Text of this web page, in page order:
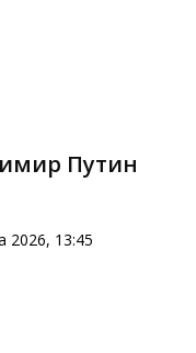
Путин
2026, 13:45